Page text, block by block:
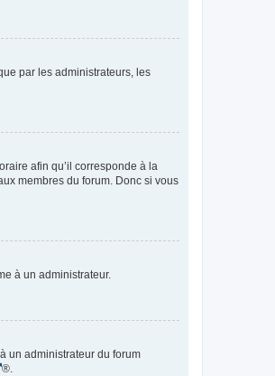
par les administrateurs, les
afin qu’il corresponde à la
membres du forum. Donc si vous
à un administrateur.
un administrateur du forum
®.